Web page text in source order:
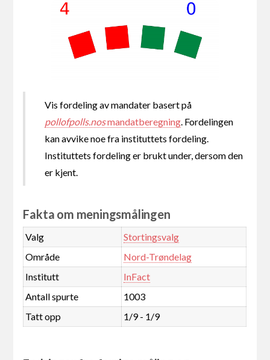
Vis fordeling av mandater basert på
pollofpolls.nosmandatberegning . Fordelingen
kan avvike noe fra instituttets fordeling.
Instituttets fordeling er brukt under, dersom den
er kjent.
Fakta om meningsmålingen
Valg
Stortingsvalg
Område
Nord-Trøndelag
Institutt
InFact
Antall spurte
1003
Tatt opp
1/9 - 1/9